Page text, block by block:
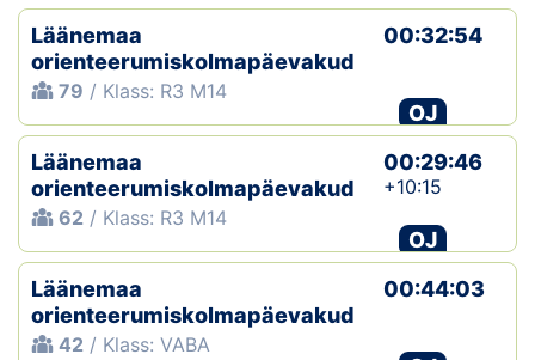
Koondised
Tule klubisse!
Tulemused
Dokumendid
Suletud maastikud
Läänemaa
orienteerumiskolmapäevakud
79 / Klass: R3 M14
00:32:54
OJ
Läänemaa
orienteerumiskolmapäevakud
62 / Klass: R3 M14
00:29:46
+10:15
OJ
Läänemaa
orienteerumiskolmapäevakud
42 / Klass: VABA
00:44:03